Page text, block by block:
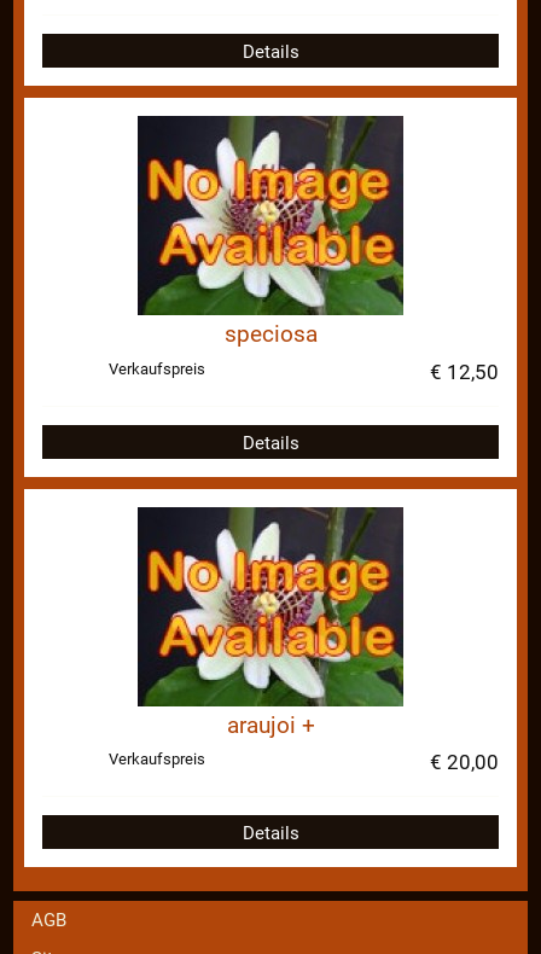
Details
speciosa
Verkaufspreis € 12,50
Details
araujoi +
Verkaufspreis € 20,00
Details
AGB